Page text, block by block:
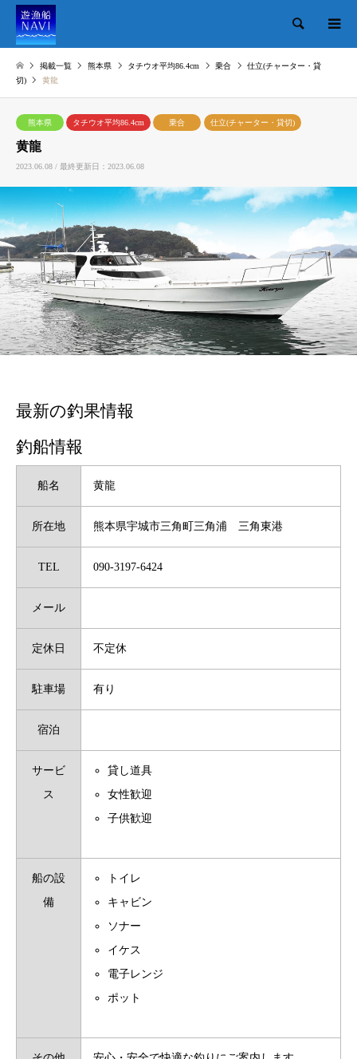
検索
掲載一覧 熊本県 タチウオ平均86.4cm 乗合
仕立(チャーター・貸
切)
黄龍
熊本県 タチウオ平均86.4cm 乗合 仕立(チャーター・貸切)
黄龍
2023.06.08 / 最終更新日：2023.06.08
最新の釣果情報
釣船情報
船名 黄龍
所在地 熊本県宇城市三角町三角浦 三角東港
TEL 090-3197-6424
メール
定休日 不定休
駐車場 有り
宿泊
サービ
ス
貸し道具
女性歓迎
子供歓迎
船の設
備
トイレ
キャビン
ソナー
イケス
電子レンジ
ポット